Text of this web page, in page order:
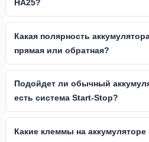
HA25?
Какая полярность
прямая или обратная?
Подойдет ли обычный
есть система Start-Stop?
Какие клеммы на